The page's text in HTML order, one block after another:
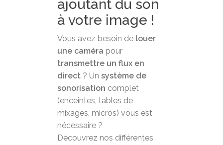
ajoutant du son
à votre image !
Vous avez besoin de louer
une caméra pour
transmettre un flux en
direct ? Unsystème de
sonorisation complet
(enceintes, tables de
mixages, micros) vous est
nécessaire ?
Découvrez nos différentes